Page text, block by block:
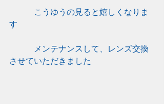
こうゆうの見ると嬉しくなりま
す
メンテナンスして、レンズ交換
させていただきました